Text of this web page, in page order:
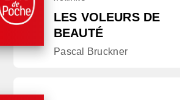
LES VOLEURS DE
BEAUTÉ
Pascal Bruckner